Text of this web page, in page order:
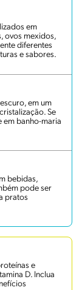
em
ovos mexidos,
diferentes
e sabores.
em um
Se
em banho-maria
bebidas,
pode ser
pratos
e
D. Inclua